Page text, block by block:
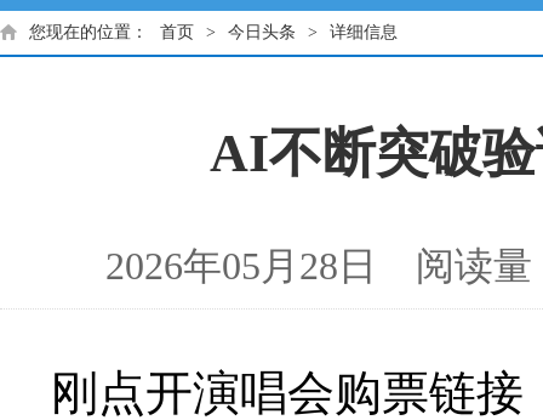
您现在的位置： 首页 > 今日头条 > 详细信息
AI不断突破
2026年05月28日 阅读
刚点开演唱会购票链